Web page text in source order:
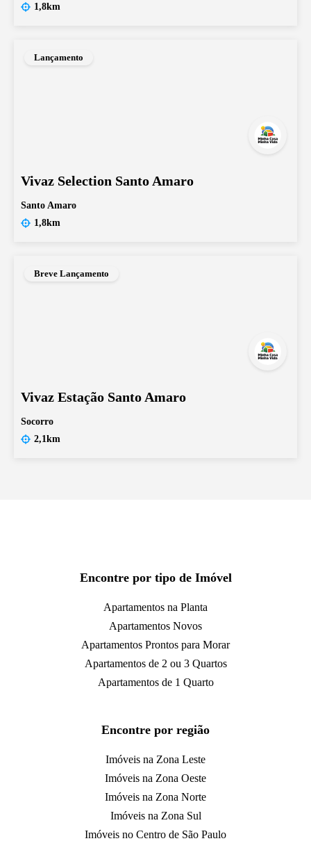
1,8km
Lançamento
Vivaz Selection Santo Amaro
Santo Amaro
1,8km
Breve Lançamento
Vivaz Estação Santo Amaro
Socorro
2,1km
Encontre por tipo de Imóvel
Apartamentos na Planta
Apartamentos Novos
Apartamentos Prontos para Morar
Apartamentos de 2 ou 3 Quartos
Apartamentos de 1 Quarto
Encontre por região
Imóveis na Zona Leste
Imóveis na Zona Oeste
Imóveis na Zona Norte
Imóveis na Zona Sul
Imóveis no Centro de São Paulo